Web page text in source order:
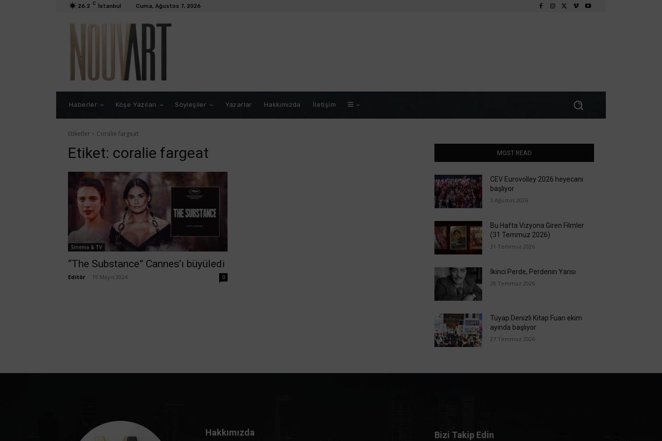
26.2 C İstanbul Cuma, Ağustos 7, 2026
Haberler Köşe Yazıları Söyleşiler Yazarlar Hakkımızda İletişim
Etiketler Coralie fargeat
Etiket: coralie fargeat
Sinema & TV
“The Substance” Cannes’ı büyüledi
Editör 19 Mayıs 2024 0
MOST READ
CEV Eurovolley 2026 heyecanı
başlıyor
3 Ağustos 2026
Bu Hafta Vizyona Giren Filmler
(31 Temmuz 2026)
31 Temmuz 2026
İkinci Perde, Perdenin Yarısı
28 Temmuz 2026
Tüyap Denizli Kitap Fuarı ekim
ayında başlıyor
27 Temmuz 2026
Hakkımızda Bizi Takip Edin